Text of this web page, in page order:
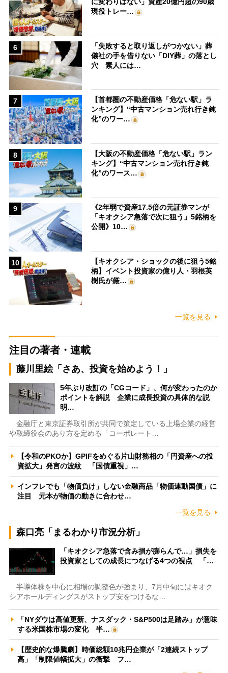
に変わりはない」資産20億円超の90歳
現役トレー…
6
「失敗すると取り返しがつかない」葬
儀社の手を借りない「DIY葬」の落とし
穴 素人には…
7
【首都圏の不動産価格「危ない駅」ラ
ンキング】“中古マンション売れ行き鈍
化”のワー…
8
【大阪の不動産価格「危ない駅」ラン
キング】“中古マンション売れ行き鈍
化”のワース…
9
《2年弱で資産17.5倍の元証券マンが
「キオクシア急落で次に狙う」5銘柄を
公開》10…
10
【キオクシア・ショックの後に狙う5銘
柄】イベント投資家の億り人・羽根英
樹氏が厳…
一覧を見る
注目の著者・連載
藤川里絵「さあ、投資を始めよう！」
5年ぶり改訂の「CGコード」、何が変わったのか
ポイントを解説 企業に成長投資の具体的な説
明…
金融庁と東京証券取引所が共同で策定している上場企業の経営
や取締役会のあり方を定める「コーポレート…
【令和のPKOか】GPIFをめぐる片山財務相の「円資産への投
資拡大」発言の波紋 「国債重視」…
インフレでも「物価負け」しない金融商品「物価連動国債」に
注目 元本が物価の動きに合わせ…
一覧を見る
森口亮「まるわかり市況分析」
「キオクシア急落で含み損が膨らんで…」損失を
投資家としての成長につなげる4つの視点 「…
半導体株を中心に相場の調整色が強まり、7月中旬にはキオク
シアホールディングスがストップ安をつけるな…
「NYダウは高値更新、ナスダック・S&P500は足踏み」が意味
する米国株市場の変化 半…
【歴史的な爆騰劇】時価総額10兆円企業が「2連続ストップ
高」「制限値幅拡大」の衝撃 フ…